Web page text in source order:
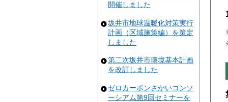
開催しました
坂井市地球温暖化対策実行
計画（区域施策編）を策定
しました
第二次坂井市環境基本計画
を改訂しました
ゼロカーボンさかいコンソ
ーシアム第9回セミナーを